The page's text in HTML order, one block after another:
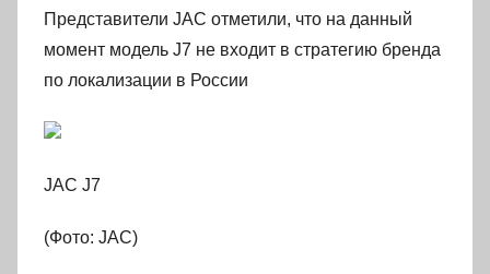
Представители JAC отметили, что на данный
момент модель J7 не входит в стратегию бренда
по локализации в России
JAC J7
(Фото: JAC)